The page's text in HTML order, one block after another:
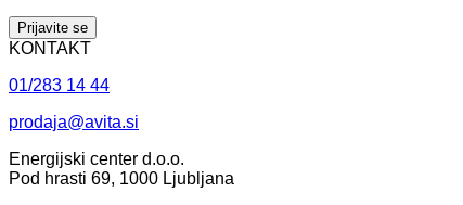
KONTAKT
01/283 14 44
prodaja@avita.si
Energijski center d.o.o.
Pod hrasti 69, 1000 Ljubljana